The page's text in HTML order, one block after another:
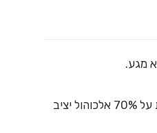
המילוי ארוז בשקית וואקום המונעת התנדפות האלכוהול וכך שומרת על 70% אלכוהול יציב